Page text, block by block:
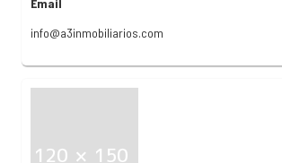
info@a3inmobiliarios.com